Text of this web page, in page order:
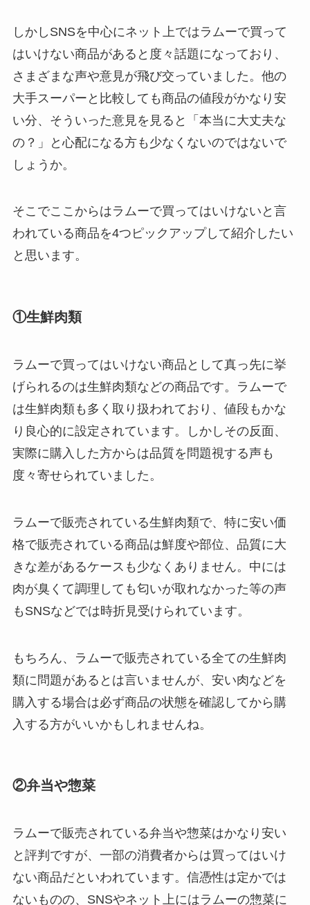
しかしSNSを中心にネット上ではラムーで買って
はいけない商品があると度々話題になっており、
さまざまな声や意見が飛び交っていました。他の
大手スーパーと比較しても商品の値段がかなり安
い分、そういった意見を見ると「本当に大丈夫な
の？」と心配になる方も少なくないのではないで
しょうか。
そこでここからはラムーで買ってはいけないと言
われている商品を4つピックアップして紹介したい
と思います。
①生鮮肉類
ラムーで買ってはいけない商品として真っ先に挙
げられるのは生鮮肉類などの商品です。ラムーで
は生鮮肉類も多く取り扱われており、値段もかな
り良心的に設定されています。しかしその反面、
実際に購入した方からは品質を問題視する声も
度々寄せられていました。
ラムーで販売されている生鮮肉類で、特に安い価
格で販売されている商品は鮮度や部位、品質に大
きな差があるケースも少なくありません。中には
肉が臭くて調理しても匂いが取れなかった等の声
もSNSなどでは時折見受けられています。
もちろん、ラムーで販売されている全ての生鮮肉
類に問題があるとは言いませんが、安い肉などを
購入する場合は必ず商品の状態を確認してから購
入する方がいいかもしれませんね。
②弁当や惣菜
ラムーで販売されている弁当や惣菜はかなり安い
と評判ですが、一部の消費者からは買ってはいけ
ない商品だといわれています。信憑性は定かでは
ないものの、SNSやネット上にはラムーの惣菜に